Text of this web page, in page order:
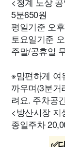
5분650원
평일기준 오
토요일기준
주말/공휴일
※맘편하게 여
까우며(3분거
려요. 주차공
<방산시장 지
종일주차